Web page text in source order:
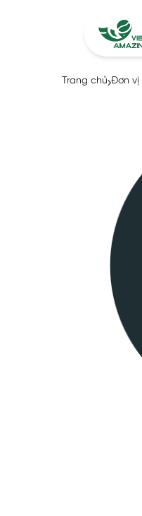
Trang chủ Đơn vị